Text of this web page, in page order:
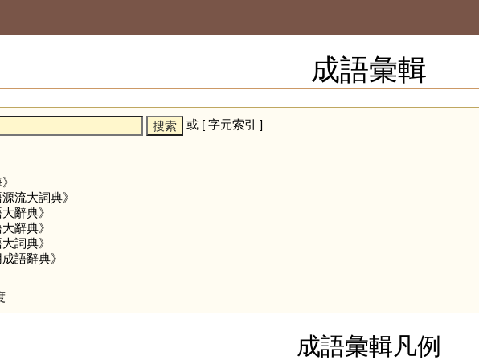
成語彙輯
或 [ 字元索引 ]
流大詞典》
辭典》
辭典》
詞典》
語辭典》
成語彙輯凡例